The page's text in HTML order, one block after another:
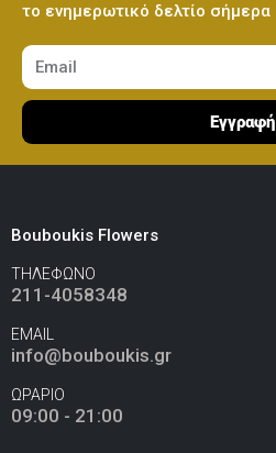
το ενημερωτικό δελτίο σήμερα
Εγγραφή
Bouboukis Flowers
ΤΗΛΕΦΩΝΟ
211-4058348
EMAIL
info@bouboukis.gr
ΩΡΑΡΙΟ
09:00 - 21:00